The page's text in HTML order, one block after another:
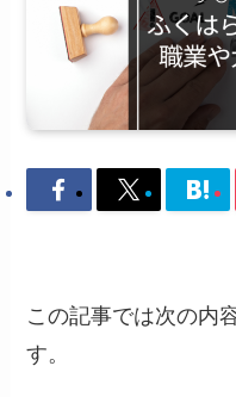
この記事では次の内
す。